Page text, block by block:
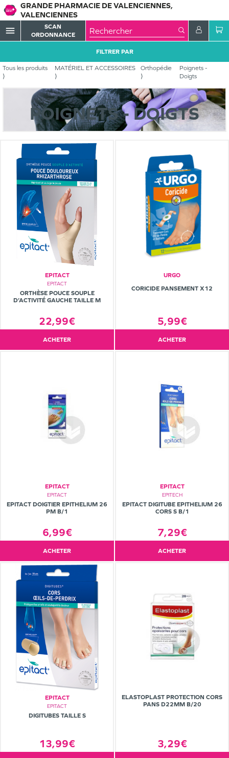
GRANDE PHARMACIE DE VALENCIENNES,
VALENCIENNES
menu
SCAN
ORDONNANCE
Tous les produits MATÉRIEL ET ACCESSOIRES Orthopédie
Poignets -
Doigts
FILTRER PAR
POIGNETS - DOIGTS
EPITACT
EPITACT
ORTHÈSE POUCE SOUPLE
D’ACTIVITÉ GAUCHE TAILLE M
22,99€
ACHETER
URGO
CORICIDE PANSEMENT X12
5,99€
ACHETER
EPITACT
EPITACT
EPITACT DOIGTIER EPITHELIUM 26
PM B/1
6,99€
ACHETER
EPITACT
EPITECH
EPITACT DIGITUBE EPITHELIUM 26
CORS S B/1
7,29€
ACHETER
EPITACT
EPITACT
DIGITUBES TAILLE S
13,99€
ELASTOPLAST PROTECTION CORS
PANS D22MM B/20
3,29€